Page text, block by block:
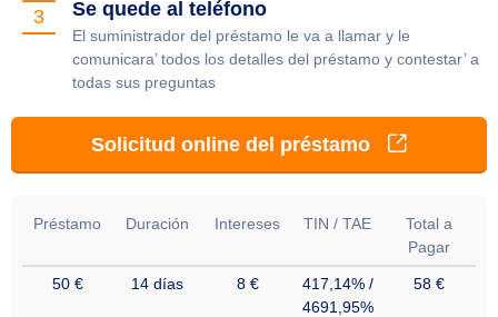
3 Se quede al teléfono
El suministrador del préstamo le va a llamar y le
comunicara’ todos los detalles del préstamo y contestar’ a
todas sus preguntas
Solicitud online del préstamo
Préstamo Duración Intereses TIN / TAE
Total a
Pagar
50 € 14 días 8 €
417,14% /
4691,95%
58 €